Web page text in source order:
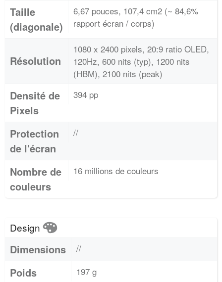
Taille
(diagonale)
6,67 pouces, 107,4 cm2 (~ 84,6%
rapport écran / corps)
Résolution
1080 x 2400 pixels, 20:9 ratio OLED,
120Hz, 600 nits (typ), 1200 nits
(HBM), 2100 nits (peak)
Densité de
Pixels
394 pp
Protection
de l'écran
//
Nombre de
couleurs
16 millions de couleurs
Design
Dimensions //
Poids 197 g